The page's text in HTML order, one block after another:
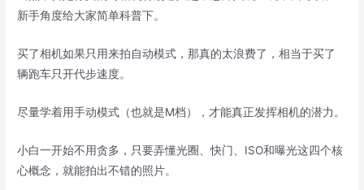
新手角度给大家简单科普下。
买了相机如果只用来拍自动模式，那真的太浪费了，相当于买了
辆跑车只开代步速度。
尽量学着用手动模式（也就是M档），才能真正发挥相机的潜力。
小白一开始不用贪多，只要弄懂光圈、快门、ISO和曝光这四个核
心概念，就能拍出不错的照片。